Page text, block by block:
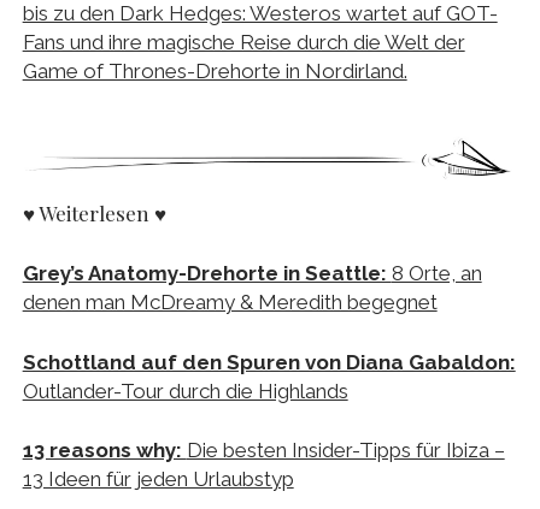
bis zu den Dark Hedges: Westeros wartet auf GOT-
Fans und ihre magische Reise durch die Welt der
Game of Thrones-Drehorte in Nordirland.
♥ Weiterlesen ♥
Grey’s Anatomy-Drehorte in Seattle: 8 Orte, an
denen man McDreamy & Meredith begegnet
Schottland auf den Spuren von Diana Gabaldon:
Outlander-Tour durch die Highlands
13 reasons why: Die besten Insider-Tipps für Ibiza –
13 Ideen für jeden Urlaubstyp